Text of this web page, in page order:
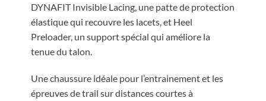
DYNAFIT Invisible Lacing, une patte de protection
élastique qui recouvre les lacets, et Heel
Preloader, un support spécial qui améliore la
tenue du talon.
Une chaussure idéale pour l’entrainement et les
épreuves de trail sur distances courtes à